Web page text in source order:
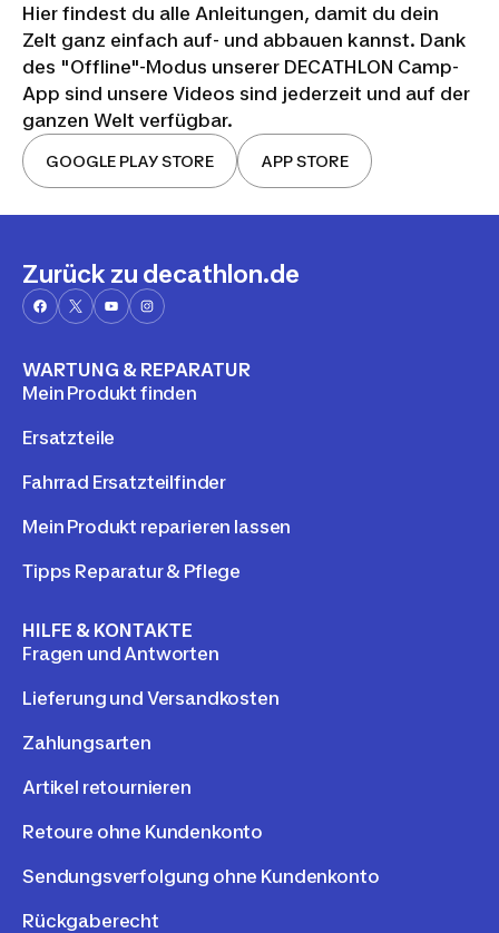
Hier findest du alle Anleitungen, damit du dein
Zelt ganz einfach auf- und abbauen kannst. Dank
des "Offline"-Modus unserer DECATHLON Camp-
App sind unsere Videos sind jederzeit und auf der
ganzen Welt verfügbar.
GOOGLE PLAY STORE APP STORE
Zurück zu decathlon.de
WARTUNG & REPARATUR
Mein Produkt finden
Ersatzteile
Fahrrad Ersatzteilfinder
Mein Produkt reparieren lassen
Tipps Reparatur & Pflege
HILFE & KONTAKTE
Fragen und Antworten
Lieferung und Versandkosten
Zahlungsarten
Artikel retournieren
Retoure ohne Kundenkonto
Sendungsverfolgung ohne Kundenkonto
Rückgaberecht